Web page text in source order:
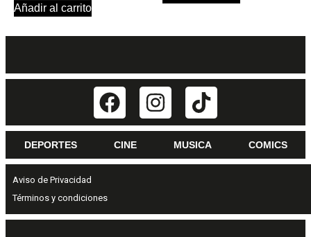
Añadir al carrito
DEPORTES CINE MUSICA COMICS
Aviso de Privacidad
Términos y condiciones